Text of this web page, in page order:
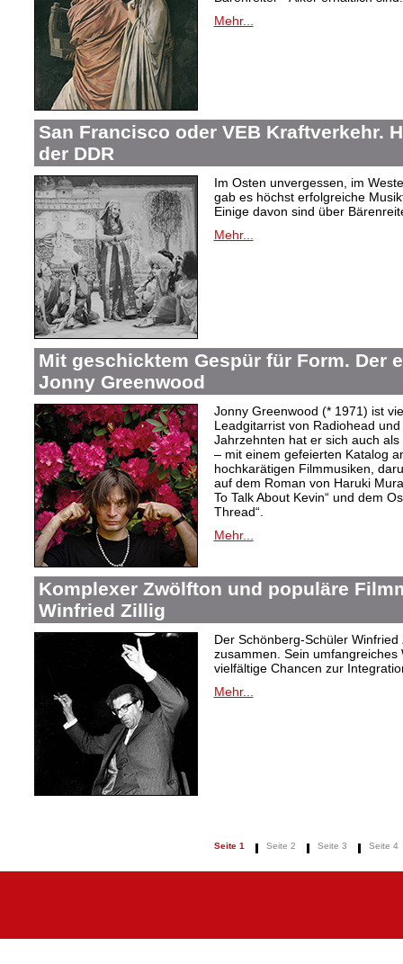
Mehr...
San Francisco oder VEB Kraftverkehr.
der DDR
Im Osten unvergessen, im
gab es höchst erfolgreiche
Einige davon sind über
Mehr...
Mit geschicktem Gespür für Form. Der
Jonny Greenwood
Jonny Greenwood (* 1971) ist
Leadgitarrist von Radiohead
Jahrzehnten hat er sich auch
– mit einem gefeierten Katalog
hochkarätigen Filmmusiken,
auf dem Roman von Haruki
To Talk About Kevin“ und dem
Thread“.
Mehr...
Komplexer Zwölfton und populäre
Winfried Zillig
Der Schönberg-Schüler
zusammen. Sein
vielfältige Chancen zur
Mehr...
Seite 1 Seite 2 Seite 3 Seite 4